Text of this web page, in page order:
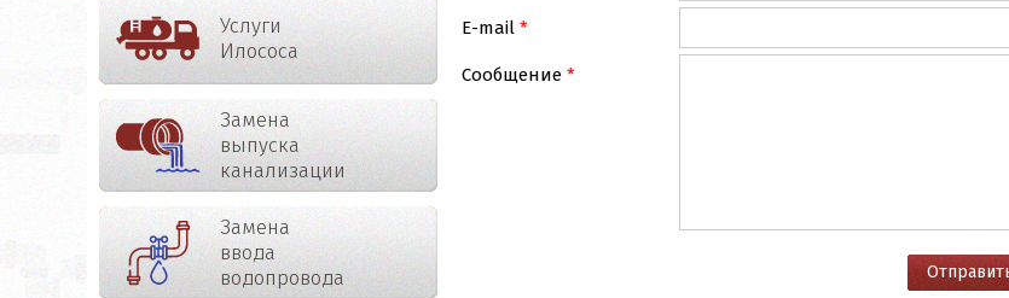
Услуги
Илососа
Замена
выпуска
канализации
Замена
ввода
водопровода
E-mail
Сообщение